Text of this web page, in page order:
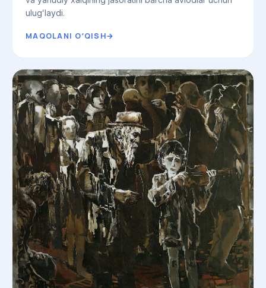
ulugʻlaydi.
MAQOLANI OʻQISH→